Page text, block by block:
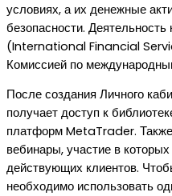
условиях, а их денежные
безопасности. Деятельность
(International Financial
Комиссией по
После создания Личного
получает доступ к
платформ MetaTrader.
вебинары, участие в
действующих клиентов.
необходимо использовать